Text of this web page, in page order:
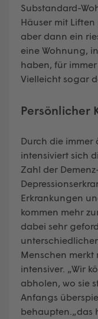
Substandard-
Häuser mit
aber dann ein
eine Wohnung,
haben, für immer
Vielleicht sogar
Persönlicher
Durch die immer
intensiviert sich
Zahl der
Erkrankungen
kommen mehr
dabei sehr
Menschen merkt
intensiver. „Wir
abholen, wo sie
Anfangs
behaupten.„das